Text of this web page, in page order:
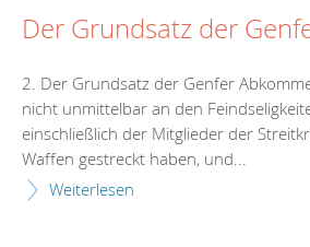
Der Grundsatz der
2. Der Grundsatz der Genfer
nicht unmittelbar an den
einschließlich der Mitglieder der
Waffen gestreckt haben, und...
Weiterlesen